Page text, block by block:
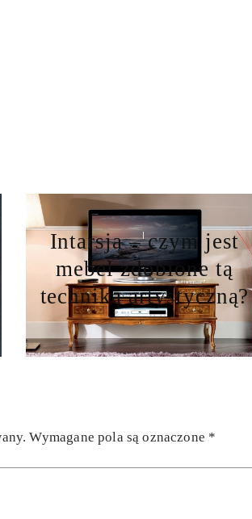
Intarsja – czym jest
mebel zdobione tą
techniką artystyczną?
Wymagane pola są oznaczone *